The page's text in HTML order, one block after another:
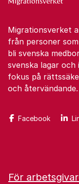
Migrationsverket
från personer
bli svenska
svenska lagar
fokus på
och återvändande.
Facebook
För